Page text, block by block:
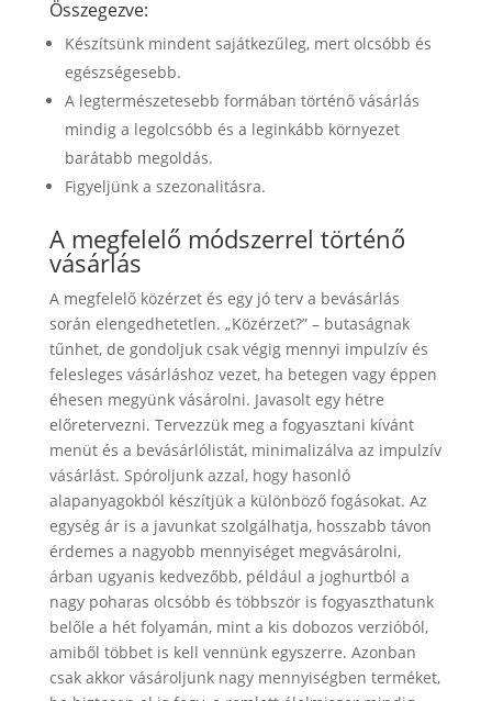
Összegezve:
Készítsünk mindent sajátkezűleg, mert olcsóbb és
egészségesebb.
A legtermészetesebb formában történő vásárlás
mindig a legolcsóbb és a leginkább környezet
barátabb megoldás.
Figyeljünk a szezonalitásra.
A megfelelő módszerrel történő
vásárlás
A megfelelő közérzet és egy jó terv a bevásárlás
során elengedhetetlen. „Közérzet?” – butaságnak
tűnhet, de gondoljuk csak végig mennyi impulzív és
felesleges vásárláshoz vezet, ha betegen vagy éppen
éhesen megyünk vásárolni. Javasolt egy hétre
előretervezni. Tervezzük meg a fogyasztani kívánt
menüt és a bevásárlólistát, minimalizálva az impulzív
vásárlást. Spóroljunk azzal, hogy hasonló
alapanyagokból készítjük a különböző fogásokat. Az
egység ár is a javunkat szolgálhatja, hosszabb távon
érdemes a nagyobb mennyiséget megvásárolni,
árban ugyanis kedvezőbb, például a joghurtból a
nagy poharas olcsóbb és többször is fogyaszthatunk
belőle a hét folyamán, mint a kis dobozos verzióból,
amiből többet is kell vennünk egyszerre. Azonban
csak akkor vásároljunk nagy mennyiségben terméket,